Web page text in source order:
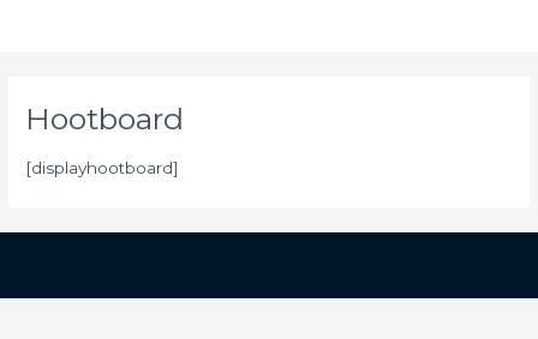
Hootboard
[displayhootboard]